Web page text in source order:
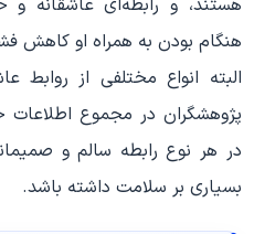
هستند، و رابطه‌ای عاشقانه و
هنگام بودن به همراه او کاهش
البته انواع مختلفی از روابط
پژوهشگران در مجموع اطلاعات
در هر نوع رابطه سالم و
بسیاری بر سلامت داشته باشد.